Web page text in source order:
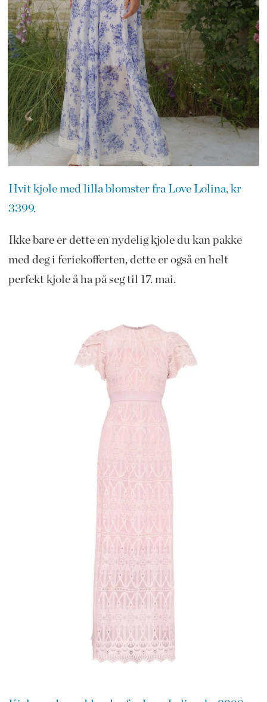
Hvit kjole med lilla blomster fra Love Lolina, kr
3399.
Ikke bare er dette en nydelig kjole du kan pakke
med deg i feriekofferten, dette er også en helt
perfekt kjole å ha på seg til 17. mai.